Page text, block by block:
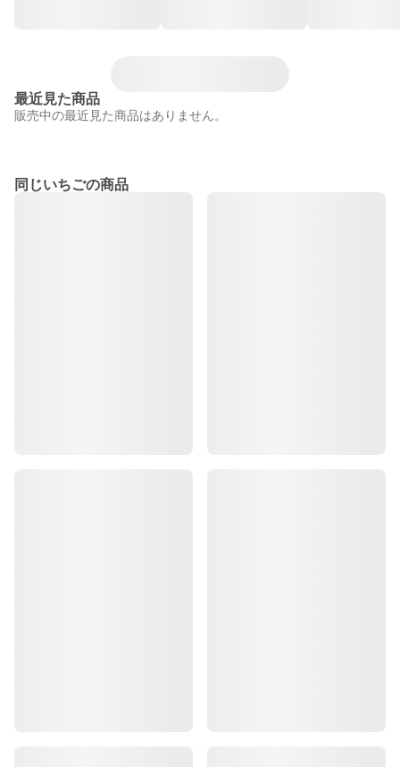
最近見た商品
販売中の最近見た商品はありません。
同じいちごの商品